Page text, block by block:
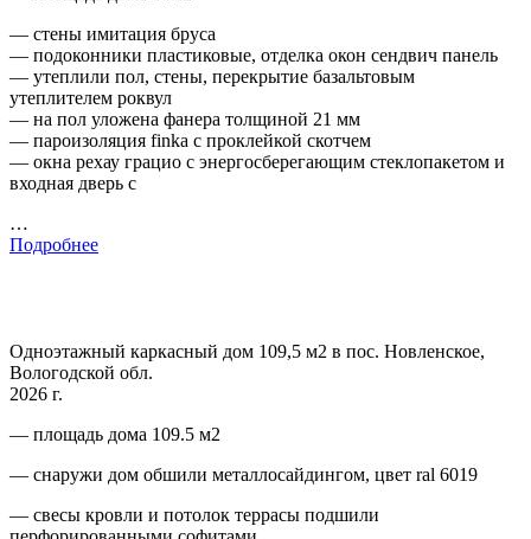
— стены имитация бруса
— подоконники пластиковые, отделка окон сендвич панель
— утеплили пол, стены, перекрытие базальтовым
утеплителем роквул
— на пол уложена фанера толщиной 21 мм
— пароизоляция finka с проклейкой скотчем
— окна рехау грацио с энергосберегающим стеклопакетом и
входная дверь с
…
Подробнее
Одноэтажный каркасный дом 109,5 м2 в пос. Новленское,
Вологодской обл.
2026 г.
— площадь дома 109.5 м2
— снаружи дом обшили металлосайдингом, цвет ral 6019
— свесы кровли и потолок террасы подшили